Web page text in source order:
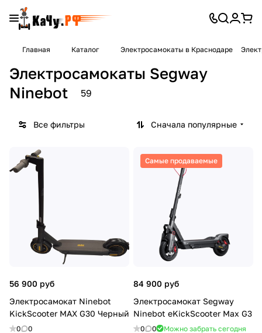
Главная Каталог Электросамокаты в Краснодаре
Электросамокаты Segway
Ninebot
59
Все фильтры Сначала популярные
56 900 руб
Электросамокат Ninebot
KickScooter MAX G30 Черный
0 0
Самые продаваемые
84 900 руб
Электросамокат Segway
Ninebot eKickScooter Max G3
0 0 Можно забрать сегодня